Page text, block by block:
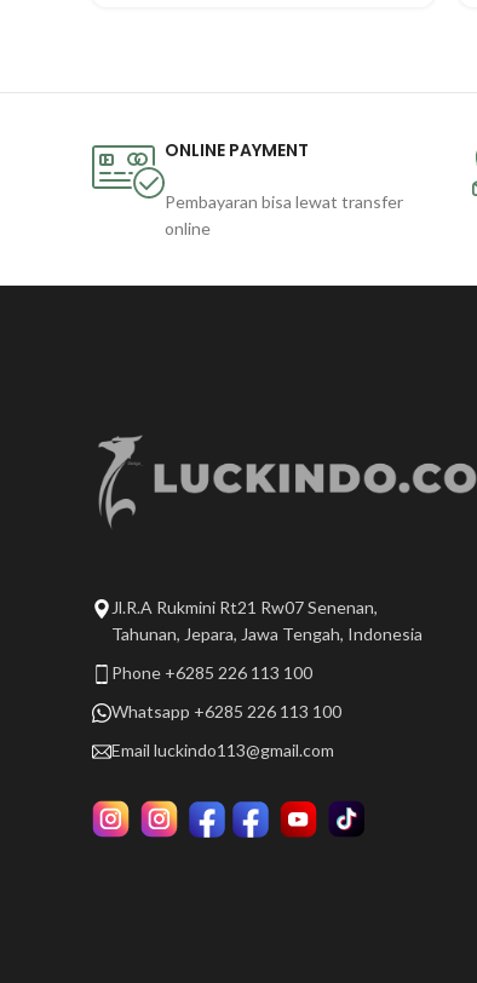
ONLINE PAYMENT
Pembayaran bisa lewat transfer
online
Jl.R.A Rukmini Rt21 Rw07 Senenan,
Tahunan, Jepara, Jawa Tengah, Indonesia
Phone +6285 226 113 100
Whatsapp +6285 226 113 100
Email luckindo113@gmail.com